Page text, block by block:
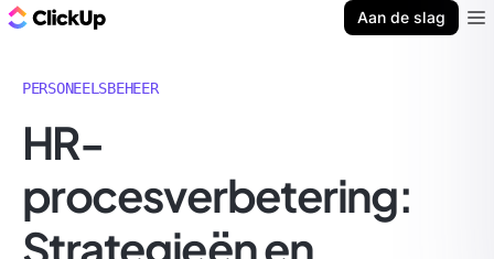
Aan de slag
PERSONEELSBEHEER
HR-
procesverbetering:
Strategieën en